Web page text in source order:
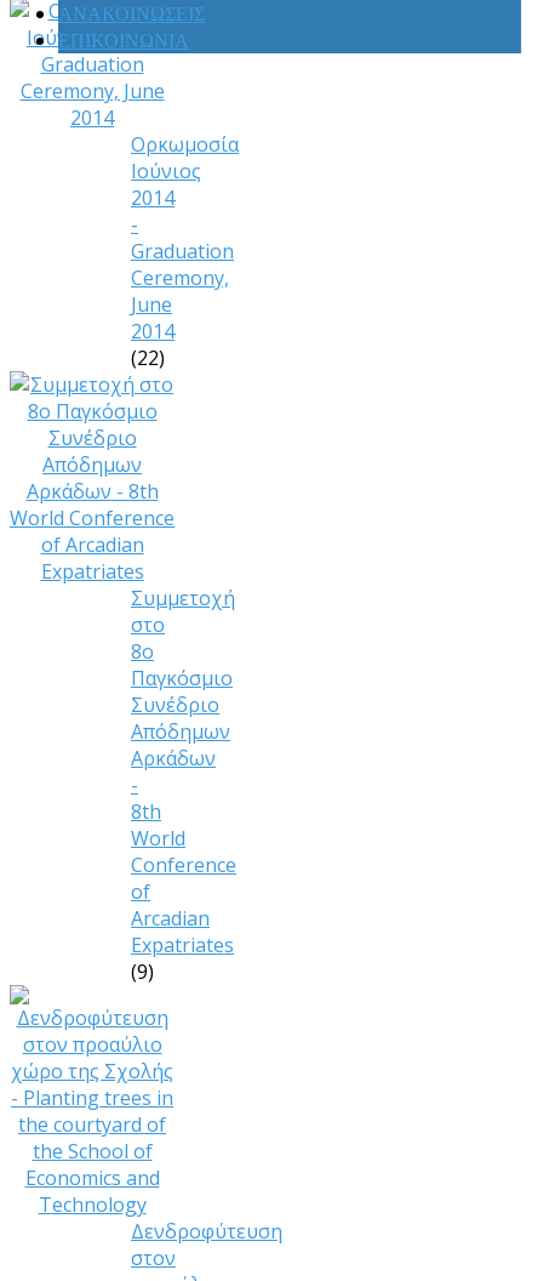
ΑΝΑΚΟΙΝΩΣΕΙΣ
ΕΠΙΚΟΙΝΩΝΙΑ
Ορκωμοσία
Ιούνιος
2014
-
Graduation
Ceremony,
June
2014
(22)
Συμμετοχή
στο
8ο
Παγκόσμιο
Συνέδριο
Απόδημων
Αρκάδων
-
8th
World
Conference
of
Arcadian
Expatriates
(9)
Δενδροφύτευση
στον